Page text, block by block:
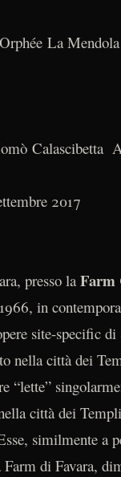
La Mendola
Calascibetta
2017
presso la Farm
in
site-specific
nella città dei
“lette”
città dei
similmente a
Farm di Favara,